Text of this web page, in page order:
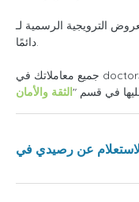
دائمًا.
جميع معاملاتك في doctorSIM آمنة بنسبة 100٪، ومدعومة بالعديد من
في قسم "